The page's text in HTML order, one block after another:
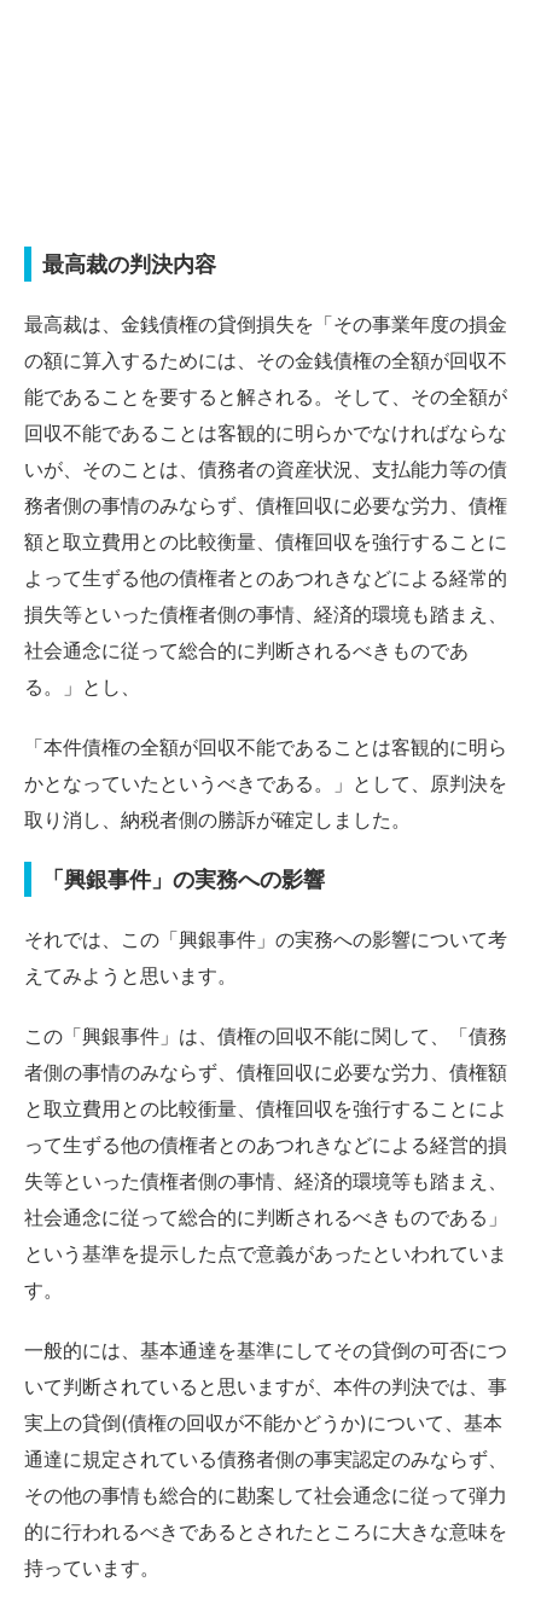
最高裁の判決内容
最高裁は、金銭債権の貸倒損失を「その事業年度の損金
の額に算入するためには、その金銭債権の全額が回収不
能であることを要すると解される。そして、その全額が
回収不能であることは客観的に明らかでなければならな
いが、そのことは、債務者の資産状況、支払能力等の債
務者側の事情のみならず、債権回収に必要な労力、債権
額と取立費用との比較衡量、債権回収を強行することに
よって生ずる他の債権者とのあつれきなどによる経常的
損失等といった債権者側の事情、経済的環境も踏まえ、
社会通念に従って総合的に判断されるべきものであ
る。」とし、
「本件債権の全額が回収不能であることは客観的に明ら
かとなっていたというべきである。」として、原判決を
取り消し、納税者側の勝訴が確定しました。
「興銀事件」の実務への影響
それでは、この「興銀事件」の実務への影響について考
えてみようと思います。
この「興銀事件」は、債権の回収不能に関して、「債務
者側の事情のみならず、債権回収に必要な労力、債権額
と取立費用との比較衝量、債権回収を強行することによ
って生ずる他の債権者とのあつれきなどによる経営的損
失等といった債権者側の事情、経済的環境等も踏まえ、
社会通念に従って総合的に判断されるべきものである」
という基準を提示した点で意義があったといわれていま
す。
一般的には、基本通達を基準にしてその貸倒の可否につ
いて判断されていると思いますが、本件の判決では、事
実上の貸倒(債権の回収が不能かどうか)について、基本
通達に規定されている債務者側の事実認定のみならず、
その他の事情も総合的に勘案して社会通念に従って弾力
的に行われるべきであるとされたところに大きな意味を
持っています。